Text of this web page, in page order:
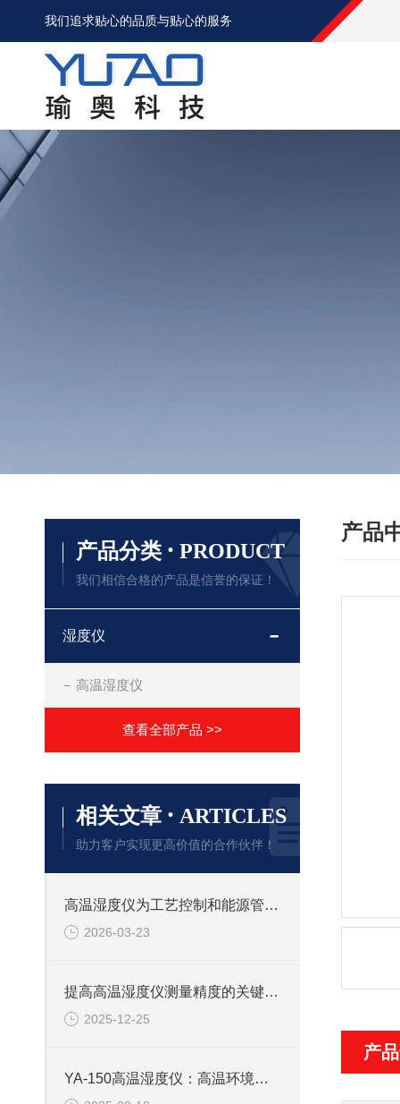
我们追求贴心的品质与贴心的服务
产品
产
产品分类 · PRODUCT
我们相信合格的产品是信誉的保证！
湿度仪
高温湿度仪
查看全部产品 >>
相关文章 · ARTICLES
助力客户实现更高价值的合作伙伴！
高温湿度仪为工艺控制和能源管理提供关键数据
2026-03-23
提高高温湿度仪测量精度的关键技术
2025-12-25
YA-150高温湿度仪：高温环境湿度监测的关键